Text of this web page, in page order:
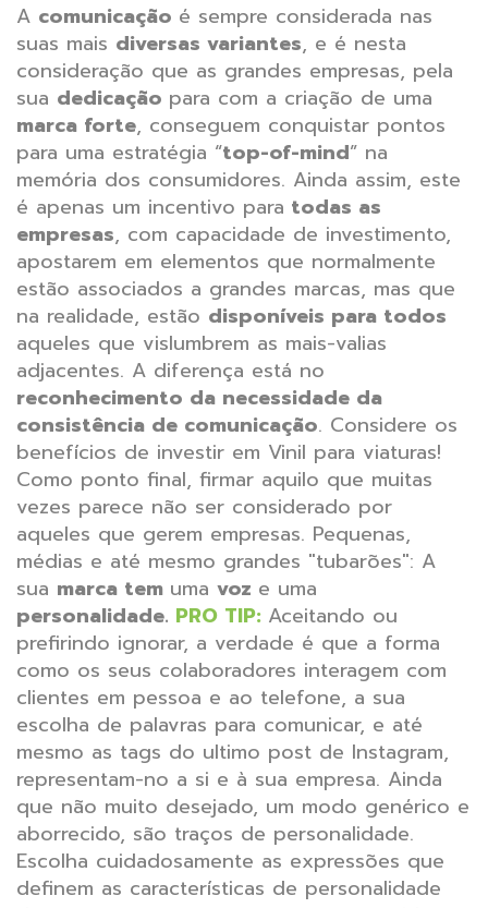
A comunicação é sempre considerada nas
suas mais diversas variantes, e é nesta
consideração que as grandes empresas, pela
sua dedicação para com a criação de uma
marca forte, conseguem conquistar pontos
para uma estratégia “top-of-mind” na
memória dos consumidores. Ainda assim, este
é apenas um incentivo para todas as
empresas, com capacidade de investimento,
apostarem em elementos que normalmente
estão associados a grandes marcas, mas que
na realidade, estão disponíveis para todos
aqueles que vislumbrem as mais-valias
adjacentes. A diferença está no
reconhecimento da necessidade da
consistência de comunicação. Considere os
benefícios de investir em Vinil para viaturas!
Como ponto final, firmar aquilo que muitas
vezes parece não ser considerado por
aqueles que gerem empresas. Pequenas,
médias e até mesmo grandes "tubarões": A
sua marca tem uma voz e uma
personalidade. PRO TIP: Aceitando ou
prefirindo ignorar, a verdade é que a forma
como os seus colaboradores interagem com
clientes em pessoa e ao telefone, a sua
escolha de palavras para comunicar, e até
mesmo as tags do ultimo post de Instagram,
representam-no a si e à sua empresa. Ainda
que não muito desejado, um modo genérico e
aborrecido, são traços de personalidade.
Escolha cuidadosamente as expressões que
definem as características de personalidade